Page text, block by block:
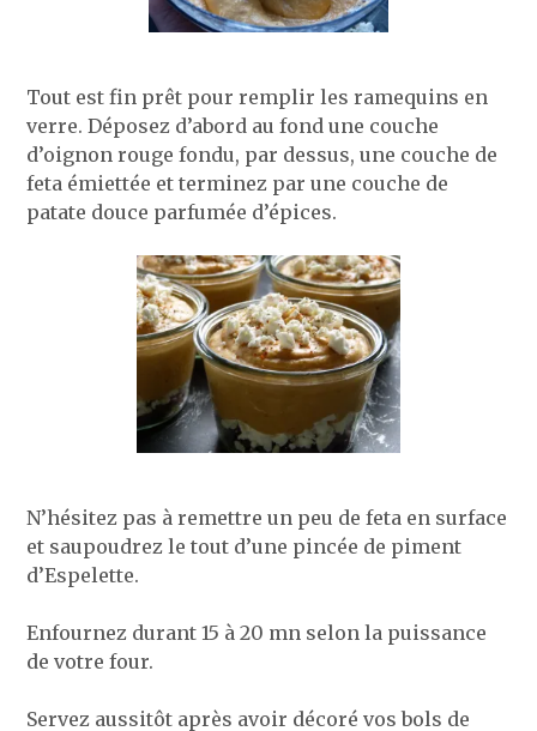
Tout est fin prêt pour remplir les ramequins en
verre. Déposez d’abord au fond une couche
d’oignon rouge fondu, par dessus, une couche de
feta émiettée et terminez par une couche de
patate douce parfumée d’épices.
N’hésitez pas à remettre un peu de feta en surface
et saupoudrez le tout d’une pincée de piment
d’Espelette.
Enfournez durant 15 à 20 mn selon la puissance
de votre four.
Servez aussitôt après avoir décoré vos bols de